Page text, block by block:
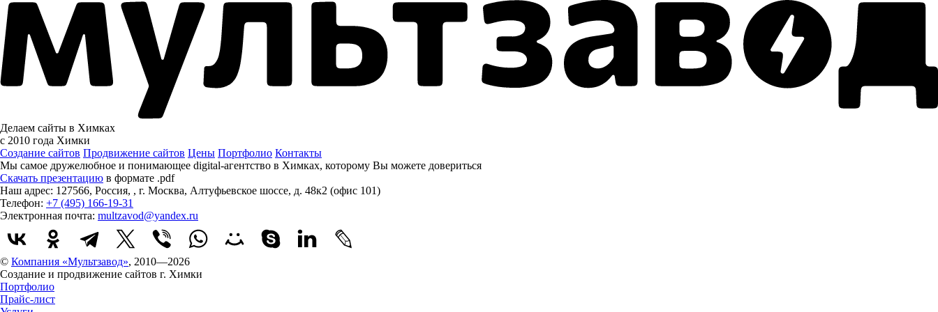
Делаем сайты в Химках
с 2010 года Химки
Создание сайтов Продвижение сайтов Цены Портфолио Контакты
Мы самое дружелюбное и понимающее digital-агентство в Химках, которому Вы можете довериться
Скачать презентацию в формате .pdf
Наш адрес: 127566, Россия, , г. Москва, Алтуфьевское шоссе, д. 48к2 (офис 101)
Телефон: +7 (495) 166-19-31
Электронная почта: multzavod@yandex.ru
© Компания «Мультзавод», 2010—2026
Создание и продвижение сайтов г. Химки
Портфолио
Прайс-лист